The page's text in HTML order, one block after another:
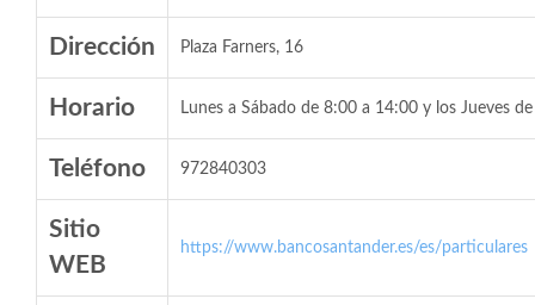
Dirección Plaza Farners, 16
Horario Lunes a Sábado de 8:00 a 14:00 y los Jueves
Teléfono 972840303
Sitio
WEB
https://www.bancosantander.es/es/particulares